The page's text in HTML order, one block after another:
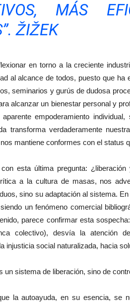
MÁS
ŽIŽEK
en torno a la creciente
al alcance de todos, puesto que ha
seminarios y gurús de dudosa
alcanzar un bienestar personal y
empoderamiento
transforma verdaderamente
mantiene conformes con el status
esta última pregunta:
a la cultura de masas, nos
sino su adaptación al sistema.
un fenómeno comercial
parece confirmar esta
colectivo), desvía la atención
injusticia social naturalizada, hacia
un sistema de liberación, sino de
la autoayuda, en su esencia, se